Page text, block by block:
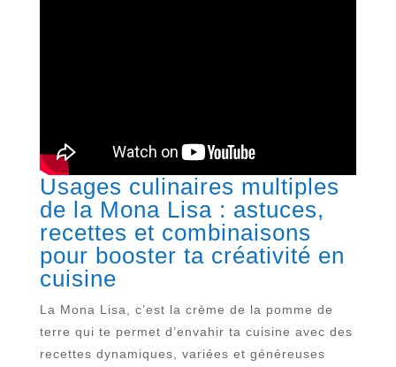
Usages culinaires multiples
de la Mona Lisa : astuces,
recettes et combinaisons
pour booster ta créativité en
cuisine
La Mona Lisa, c’est la crème de la pomme de
terre qui te permet d’envahir ta cuisine avec des
recettes dynamiques, variées et généreuses